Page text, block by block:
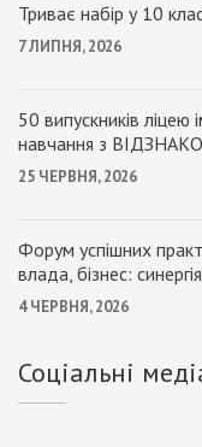
Триває набір у 10
7 ЛИПНЯ, 2026
50 випускників
навчання з
25 ЧЕРВНЯ, 2026
Форум успішних
влада, бізнес:
4 ЧЕРВНЯ, 2026
Соціальні